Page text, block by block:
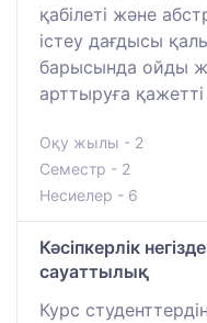
қабілеті және
істеу дағдысы
барысында ойды
арттыруға
Оқу жылы - 2
Семестр - 2
Несиелер - 6
Кәсіпкерлік
сауаттылық
Курс